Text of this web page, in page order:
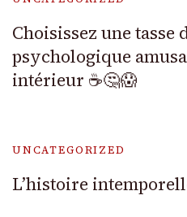
Choisissez une tasse
psychologique
intérieur ☕🤔😱
UNCATEGORIZED
L’histoire